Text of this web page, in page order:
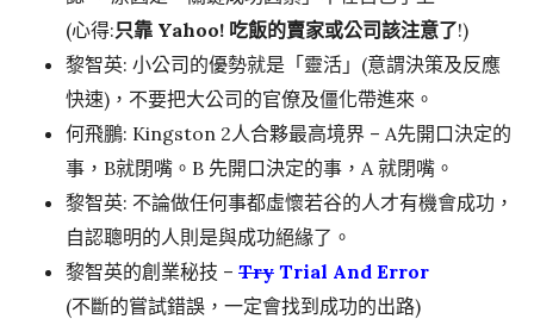
(心得:只靠 Yahoo! 吃飯的賣家或公司該注意了!)
黎智英: 小公司的優勢就是「靈活」(意謂決策及反應
快速)，不要把大公司的官僚及僵化帶進來。
何飛鵬: Kingston 2人合夥最高境界 – A先開口決定的
事，B就閉嘴。B 先開口決定的事，A 就閉嘴。
黎智英: 不論做任何事都虛懷若谷的人才有機會成功，
自認聰明的人則是與成功絕緣了。
黎智英的創業秘技 – Try Trial And Error
(不斷的嘗試錯誤，一定會找到成功的出路)